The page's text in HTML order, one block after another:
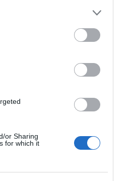
or Sharing
for which it
Mario Malu
Paolo Pinna
Martina